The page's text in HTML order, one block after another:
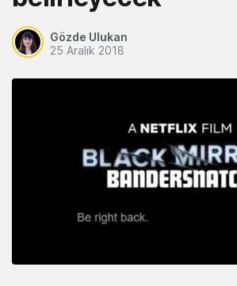
Gözde Ulukan
25 Aralık 2018